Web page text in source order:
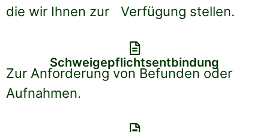
die wir Ihnen zur Verfügung stellen.
Schweigepflichtsentbindung
Zur Anforderung von Befunden oder
Aufnahmen.